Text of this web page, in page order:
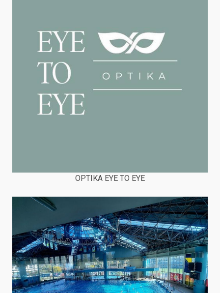
OPTIKA EYE TO EYE